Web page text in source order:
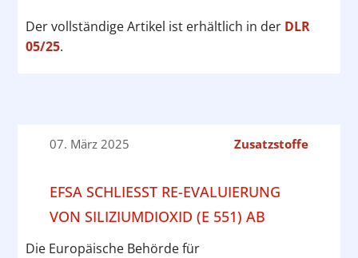
Der vollständige Artikel ist erhältlich in der DLR
05/25.
07. März 2025 Zusatzstoffe
EFSA SCHLIESST RE-EVALUIERUNG V
ON SILIZIUMDIOXID (E 551) AB
Die Europäische Behörde für